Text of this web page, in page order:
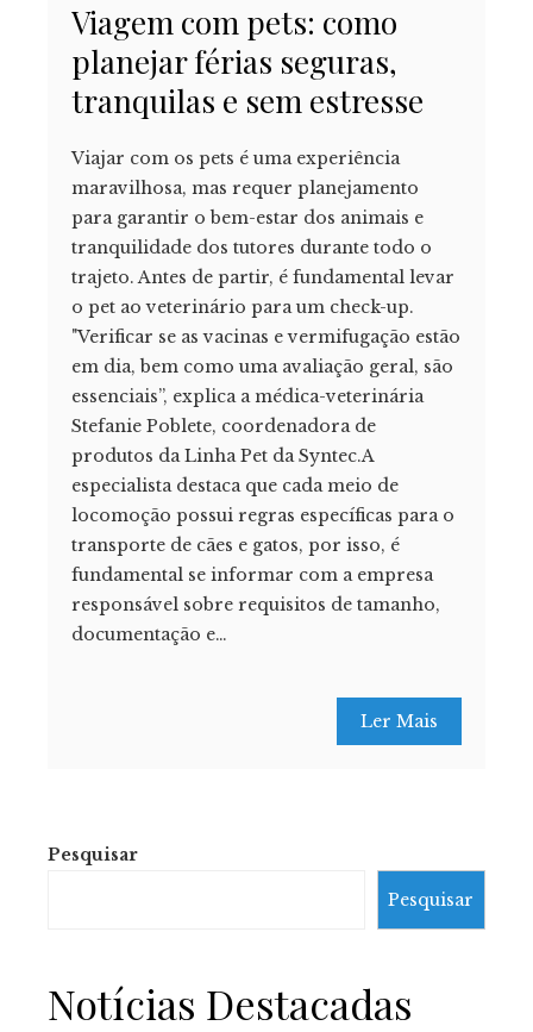
Viagem com pets: como
planejar férias seguras,
tranquilas e sem estresse
Viajar com os pets é uma experiência
maravilhosa, mas requer planejamento
para garantir o bem-estar dos animais e
tranquilidade dos tutores durante todo o
trajeto. Antes de partir, é fundamental levar
o pet ao veterinário para um check-up.
"Verificar se as vacinas e vermifugação estão
em dia, bem como uma avaliação geral, são
essenciais”, explica a médica-veterinária
Stefanie Poblete, coordenadora de
produtos da Linha Pet da Syntec.A
especialista destaca que cada meio de
locomoção possui regras específicas para o
transporte de cães e gatos, por isso, é
fundamental se informar com a empresa
responsável sobre requisitos de tamanho,
documentação e…
Ler Mais
Pesquisar
Pesquisar
Notícias Destacadas